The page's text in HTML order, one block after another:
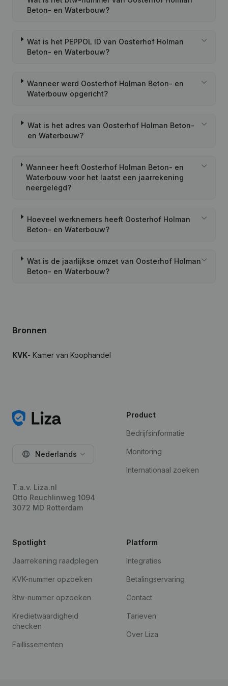
Beton- en Waterbouw?
Wat is het PEPPOL ID van Oosterhof Holman
Beton- en Waterbouw?
Wanneer werd Oosterhof Holman Beton- en
Waterbouw opgericht?
Wat is het adres van Oosterhof Holman Beton-
en Waterbouw?
Wanneer heeft Oosterhof Holman Beton- en
Waterbouw voor het laatst een jaarrekening
neergelegd?
Hoeveel werknemers heeft Oosterhof Holman
Beton- en Waterbouw?
Wat is de jaarlijkse omzet van Oosterhof Holman
Beton- en Waterbouw?
Bronnen
KVK- Kamer van Koophandel
Nederlands
T.a.v. Liza.nl
Otto Reuchlinweg 1094
3072 MD Rotterdam
Product
Bedrijfsinformatie
Monitoring
Internationaal zoeken
Spotlight
Jaarrekening raadplegen
KVK-nummer opzoeken
Btw-nummer opzoeken
Kredietwaardigheid
checken
Faillissementen
Platform
Integraties
Betalingservaring
Contact
Tarieven
Over Liza